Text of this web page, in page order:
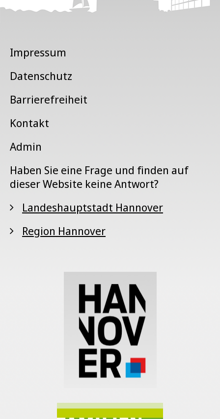
Impressum
Datenschutz
Barrierefreiheit
Kontakt
Admin
Haben Sie eine Frage und finden auf
dieser Website keine Antwort?
Landeshauptstadt Hannover
Region Hannover